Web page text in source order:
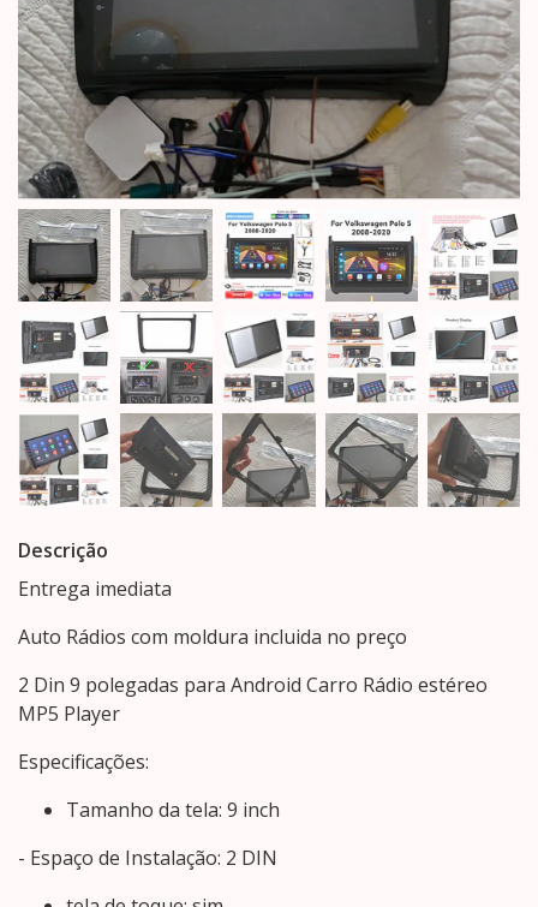
Descrição
Entrega imediata
Auto Rádios com moldura incluida no preço
2 Din 9 polegadas para Android Carro Rádio estéreo
MP5 Player
Especificações:
Tamanho da tela: 9 inch
- Espaço de Instalação: 2 DIN